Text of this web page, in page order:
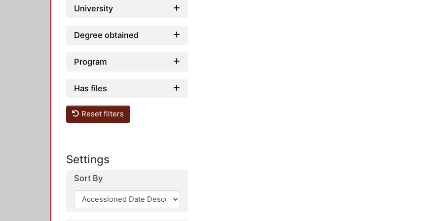
University
Degree obtained
Program
Has files
Reset filters
Settings
Sort By